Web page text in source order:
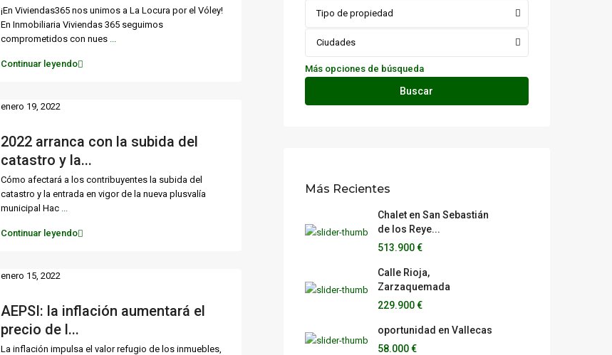
¡En Viviendas365 nos unimos a La Locura por el Vóley!
En Inmobiliaria Viviendas 365 seguimos
comprometidos con nues ...
Continuar leyendo
2022 arranca con la subida del
catastro y la...
enero 19, 2022
Cómo afectará a los contribuyentes la subida del
catastro y la entrada en vigor de la nueva plusvalía
municipal Hac ...
Continuar leyendo
AEPSI: la inflación aumentará el
precio de l...
enero 15, 2022
La inflación impulsa el valor refugio de los inmuebles,
Tipo de propiedad
Ciudades
Más opciones de búsqueda
Buscar
Más Recientes
Chalet en San Sebastián
de los Reye...
513.900 €
Calle Rioja,
Zarzaquemada
229.900 €
oportunidad en Vallecas
58.000 €